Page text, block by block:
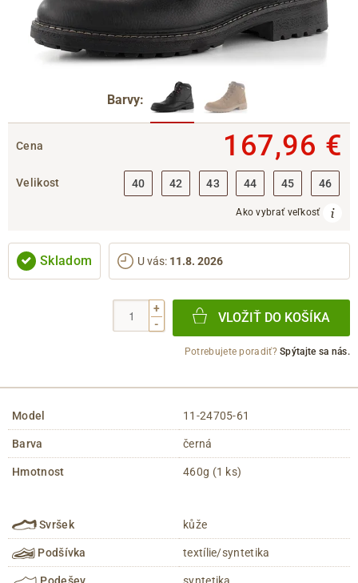
Barvy:
Cena 167,96 €
Velikost 40 42 43 44 45 46
Ako vybrať veľkosť
Skladom U vás: 11.8. 2026
+
-
VLOŽIŤ DO KOŠÍKA
Potrebujete poradiť?Spýtajte sa nás.
Model 11-24705-61
Barva černá
Hmotnost 460g (1 ks)
Svršek kůže
Podšívka textílie/syntetika
Podešev syntetika